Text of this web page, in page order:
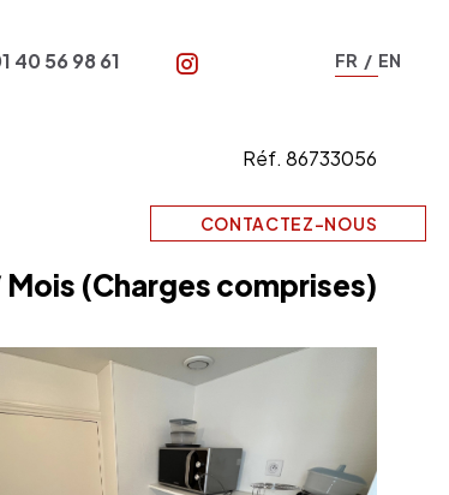
FR EN
40 56 98 61
Réf. 86733056
CONTACTEZ-NOUS
(Charges comprises)